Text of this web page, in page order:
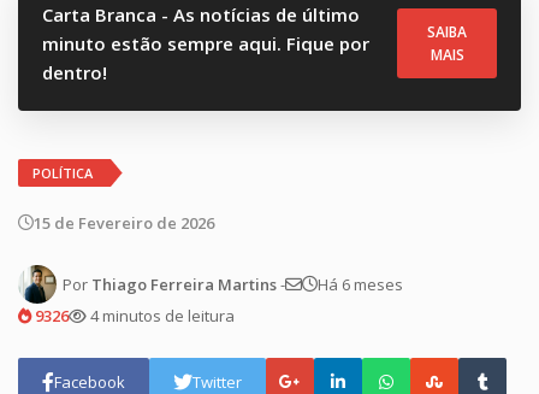
Carta Branca - As notícias de último
minuto estão sempre aqui. Fique por
dentro!
SAIBA
MAIS
POLÍTICA
15 de Fevereiro de 2026
Por Thiago Ferreira Martins-
Há 6 meses
9326
4 minutos de leitura
Facebook Twitter